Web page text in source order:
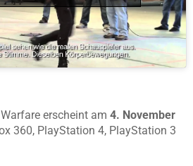
erscheint am 4. November
360, PlayStation 4, PlayStation 3